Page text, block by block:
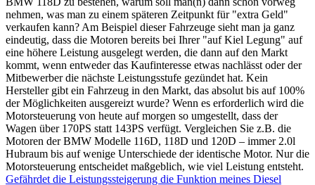
nehmen, was man zu einem späteren Zeitpunkt für "extra Geld"
verkaufen kann? Am Beispiel dieser Fahrzeuge sieht man ja ganz
eindeutig, dass die Motoren bereits bei Ihrer "auf Kiel Legung" auf
eine höhere Leistung ausgelegt werden, die dann auf den Markt
kommt, wenn entweder das Kaufinteresse etwas nachlässt oder der
Mitbewerber die nächste Leistungsstufe gezündet hat. Kein
Hersteller gibt ein Fahrzeug in den Markt, das absolut bis auf 100%
der Möglichkeiten ausgereizt wurde? Wenn es erforderlich wird die
Motorsteuerung von heute auf morgen so umgestellt, dass der
Wagen über 170PS statt 143PS verfügt. Vergleichen Sie z.B. die
Motoren der BMW Modelle 116D, 118D und 120D – immer 2.0l
Hubraum bis auf wenige Unterschiede der identische Motor. Nur die
Motorsteuerung entscheidet maßgeblich, wie viel Leistung entsteht.
Gefährdet die Leistungssteigerung die Funktion meines Diesel